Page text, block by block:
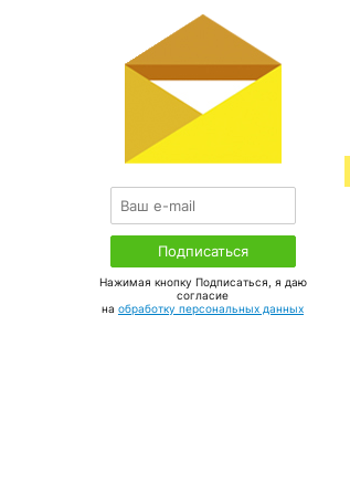
Нажимая кнопку Подписаться, я даю
соглаcие
на обработку персональных данных